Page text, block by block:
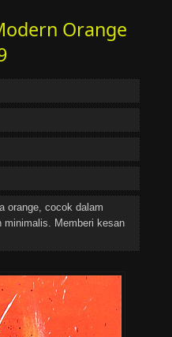
Orange
orange, cocok dalam
minimalis. Memberi kesan